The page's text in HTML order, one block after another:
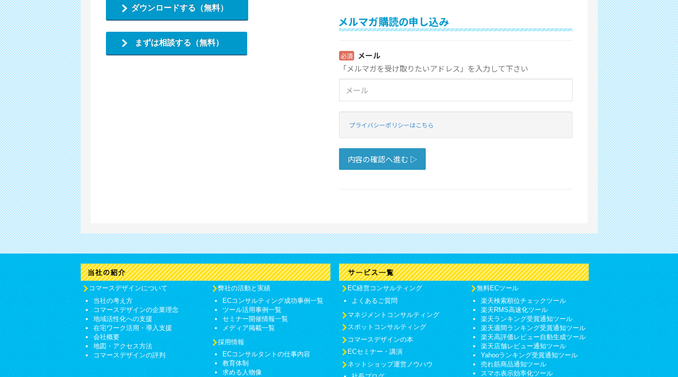
ダウンロードする（無料）
まずは相談する（無料）
コマースデザインについて
当社の考え方
コマースデザインの企業理念
地域活性化への支援
在宅ワーク活用・導入支援
会社概要
地図・アクセス方法
コマースデザインの評判
弊社の活動と実績
ECコンサルティング成功事例一覧
ツール活用事例一覧
セミナー開催情報一覧
メディア掲載一覧
採用情報
ECコンサルタントの仕事内容
教育体制
求める人物像
EC経営コンサルティング
よくあるご質問
マネジメントコンサルティング
スポットコンサルティング
コマースデザインの本
ECセミナー・講演
ネットショップ運営ノウハウ
無料ECツール
楽天検索順位チェックツール
楽天RMS高速化ツール
楽天ランキング受賞通知ツール
楽天週間ランキング受賞通知ツール
楽天高評価レビュー自動生成ツール
楽天店舗レビュー通知ツール
Yahooランキング受賞通知ツール
売れ筋商品通知ツール
スマホ表示効率化ツール